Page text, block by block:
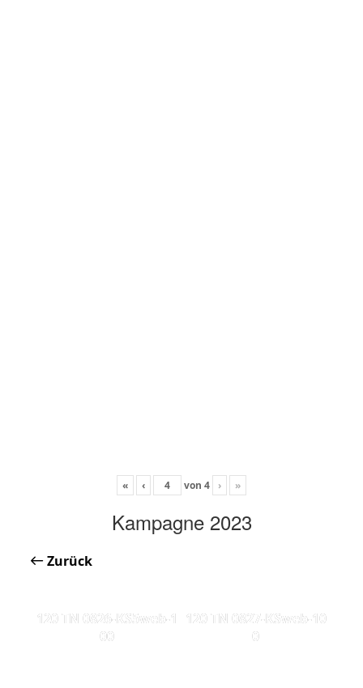
« ‹ von 4 › »
Kampagne 2023
Zurück
120 TN 0826-KS5web-1
00
120 TN 0827-KSweb-10
0